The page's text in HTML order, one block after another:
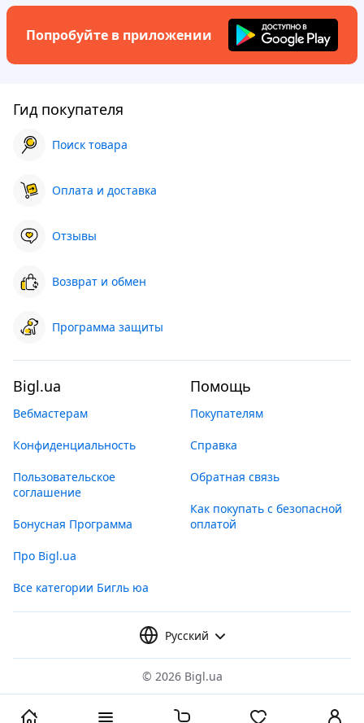
Попробуйте в приложении
Гид покупателя
Поиск товара
Оплата и доставка
Отзывы
Возврат и обмен
Программа защиты
Bigl.ua
Вебмастерам
Конфиденциальность
Пользовательское
соглашение
Бонусная Программа
Про Bigl.ua
Все категории Бигль юа
Помощь
Покупателям
Справка
Обратная связь
Как покупать с безопасной
оплатой
Русский
© 2026 Bigl.ua